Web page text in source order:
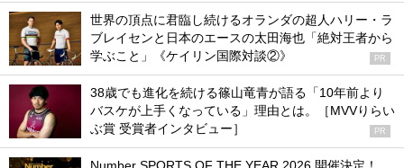
世界の頂点に君臨し続けるオランダの超人ハリー・ラ
ブレイセンと日本のエースの太田海也「絶対王者から
学ぶこと」《ケイリン国際対談②》
PR
38歳でも進化を続ける篠山竜青が語る「10年前より
バスケが上手くなっている」理由とは。［MVVりらい
ぶ賞 受賞者インタビュー］
PR